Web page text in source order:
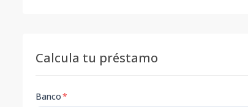
Calcula tu préstamo
Banco*